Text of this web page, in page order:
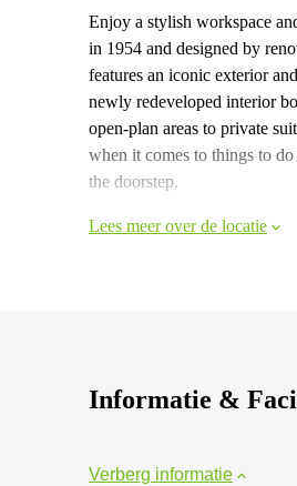
Enjoy a stylish workspace
in 1954 and designed by
features an iconic exterior
newly redeveloped interior
open-plan areas to private
when it comes to things to
the doorstep.
Lees meer over de locatie
Informatie &
Verberg informatie